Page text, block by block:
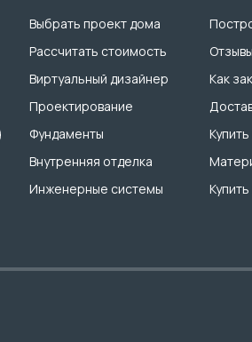
Выбрать проект дома
Рассчитать стоимость
Виртуальный дизайнер
Проектирование
Фундаменты
Внутренняя отделка
Инженерные системы
Отзывы
Как